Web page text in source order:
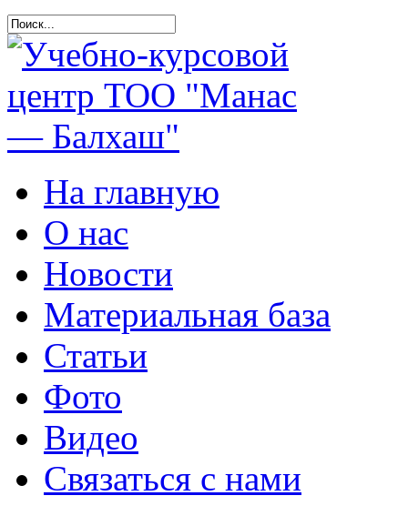
На главную
О нас
Новости
Материальная база
Статьи
Фото
Видео
Связаться с нами